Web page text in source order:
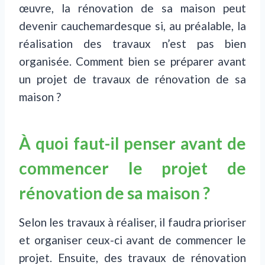
œuvre, la rénovation de sa maison peut
devenir cauchemardesque si, au préalable, la
réalisation des travaux n’est pas bien
organisée. Comment bien se préparer avant
un projet de travaux de rénovation de sa
maison ?
À quoi faut-il penser avant de
commencer le projet de
rénovation de sa maison ?
Selon les travaux à réaliser, il faudra prioriser
et organiser ceux-ci avant de commencer le
projet. Ensuite, des travaux de rénovation